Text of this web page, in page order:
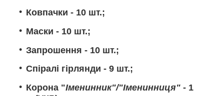
Ковпачки - 10 шт.;
Маски - 10 шт.;
Запрошення - 10 шт.;
Спіралі гірлянди - 9 шт.;
Корона "Іменинник"/"Іменинниця" - 1